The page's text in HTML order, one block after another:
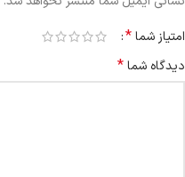
امتیاز شما*
دیدگاه شما*